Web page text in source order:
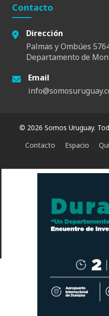
Contacto
Dirección
Palmas y Ombúes
Departamento de
Email
© 2026 Somos Uruguay.
Contacto
Espacio